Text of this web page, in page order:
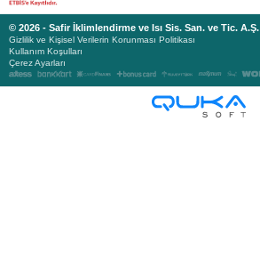
© 2026 - Safir İklimlendirme ve Isı Sis. San. ve Tic. A.Ş.
Gizlilik ve Kişisel Verilerin Korunması Politikası
Kullanım Koşulları
Çerez Ayarları